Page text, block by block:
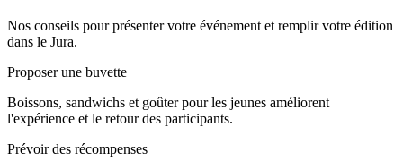
Nos conseils pour présenter votre événement et remplir votre édition
dans le Jura.
Proposer une buvette
Boissons, sandwichs et goûter pour les jeunes améliorent
l'expérience et le retour des participants.
Prévoir des récompenses